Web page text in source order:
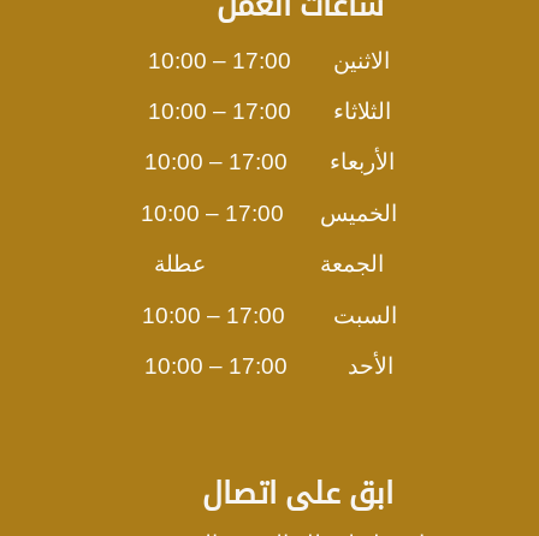
الاثنين 17:00 – 10:00
الثلاثاء 17:00 – 10:00
الأربعاء 17:00 – 10:00
الخميس 17:00 – 10:00
الجمعة عطلة
السبت 17:00 – 10:00
الأحد 17:00 – 10:00
ابق على اتصال